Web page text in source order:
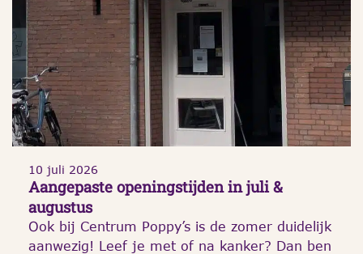
10 juli 2026
Aangepaste openingstijden in juli &
augustus
Ook bij Centrum Poppy’s is de zomer duidelijk
aanwezig! Leef je met of na kanker? Dan ben